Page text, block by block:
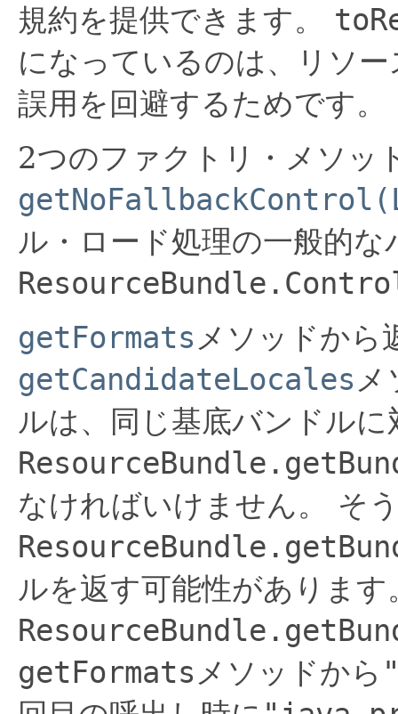
規約を提供できます。
になっているのは、リソ
誤用を回避するためです。
2つのファクトリ・メソッ
ル・ロード処理の一般的
getFormats メソッドから
getCandidateLocales
ルは、同じ基底バンドル
なければいけません。
そ
ルを返す可能性があります
getFormats メソッドから